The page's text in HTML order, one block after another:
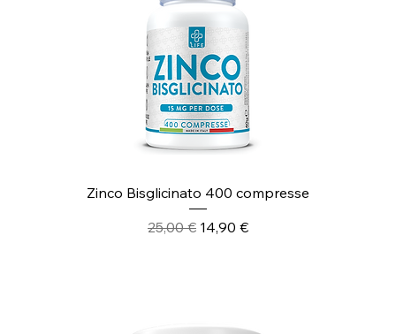
Zinco Bisglicinato 400 compresse
Prezzo regolare
25,00 € Prezzo scontato
14,90 €